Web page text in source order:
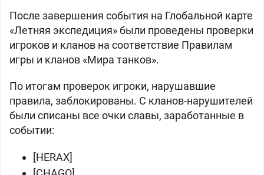
После завершения события на Глобальной карте
«Летняя экспедиция» были проведены проверки
игроков и кланов на соответствие Правилам
игры и кланов «Мира танков».
По итогам проверок игроки, нарушавшие
правила, заблокированы. С кланов-нарушителей
были списаны все очки славы, заработанные в
событии:
[HERAX]